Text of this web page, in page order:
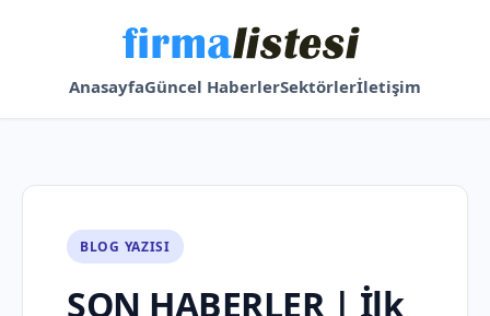
AnasayfaGüncel HaberlerSektörlerİletişim
BLOG YAZISI
SON HABERLER | İlk